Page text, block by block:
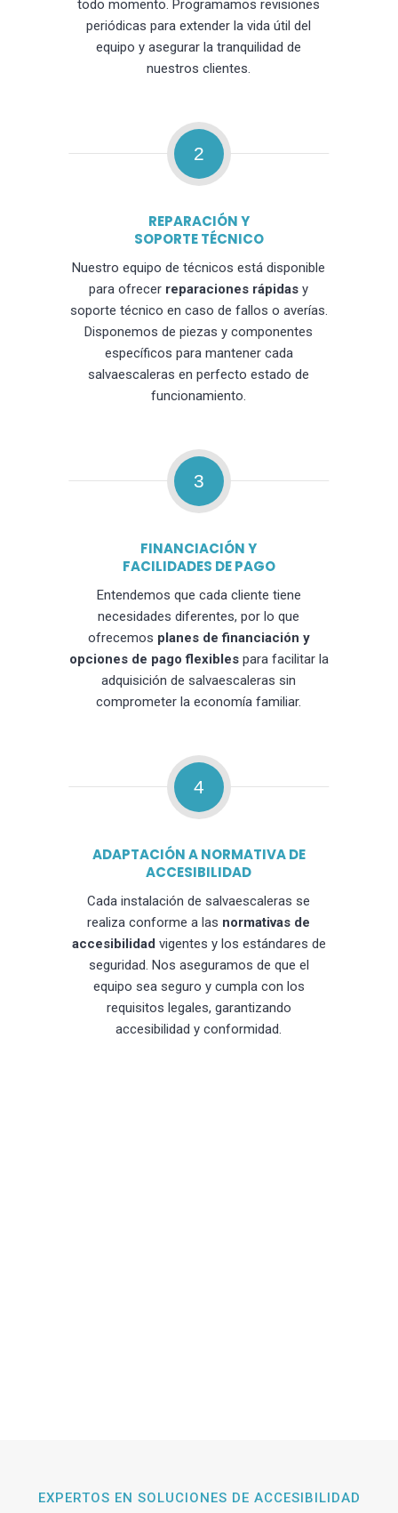
todo momento. Programamos revisiones
periódicas para extender la vida útil del
equipo y asegurar la tranquilidad de
nuestros clientes.
2
REPARACIÓN Y
SOPORTE TÉCNICO
Nuestro equipo de técnicos está disponible
para ofrecer reparaciones rápidas y
soporte técnico en caso de fallos o averías.
Disponemos de piezas y componentes
específicos para mantener cada
salvaescaleras en perfecto estado de
funcionamiento.
3
FINANCIACIÓN Y
FACILIDADES DE PAGO
Entendemos que cada cliente tiene
necesidades diferentes, por lo que
ofrecemos planes de financiación y
opciones de pago flexiblespara facilitar la
adquisición de salvaescaleras sin
comprometer la economía familiar.
4
ADAPTACIÓN A NORMATIVA DE
ACCESIBILIDAD
Cada instalación de salvaescaleras se
realiza conforme a las normativas de
accesibilidad vigentes y los estándares de
seguridad. Nos aseguramos de que el
equipo sea seguro y cumpla con los
requisitos legales, garantizando
accesibilidad y conformidad.
EXPERTOS EN SOLUCIONES DE ACCESIBILIDAD